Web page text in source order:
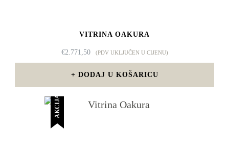
VITRINA OAKURA
€2.771,50 (PDV UKLJUČEN U CIJENU)
DODAJ U KOŠARICU
AKCIJA!